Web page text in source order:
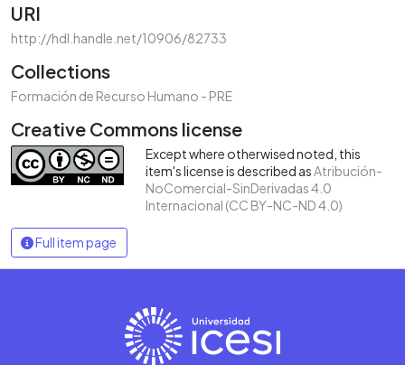
URI
http://hdl.handle.net/10906/82733
Collections
Formación de Recurso Humano - PRE
Creative Commons license
Except where otherwised noted, this
item's license is described asAtribución-
NoComercial-SinDerivadas 4.0
Internacional (CC BY-NC-ND 4.0)
Full item page